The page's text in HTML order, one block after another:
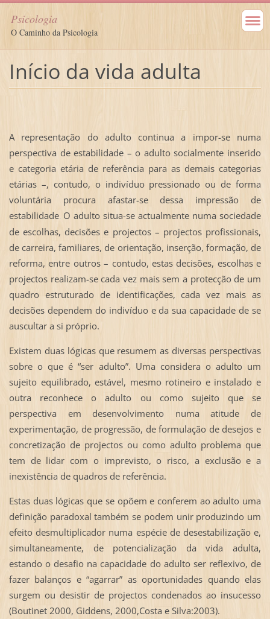
Psicologia
O Caminho da Psicologia
Início da vida adulta
A representação do adulto continua a impor-se numa
perspectiva de estabilidade – o adulto socialmente inserido
e categoria etária de referência para as demais categorias
etárias –, contudo, o indivíduo pressionado ou de forma
voluntária procura afastar-se dessa impressão de
estabilidade. O adulto situa-se actualmente numa sociedade
de escolhas, decisões e projectos – projectos profissionais,
de carreira, familiares, de orientação, inserção, formação, de
reforma, entre outros – contudo, estas decisões, escolhas e
projectos realizam-se cada vez mais sem a protecção de um
quadro estruturado de identificações, cada vez mais as
decisões dependem do indivíduo e da sua capacidade de se
auscultar a si próprio.
Existem duas lógicas que resumem as diversas perspectivas
sobre o que é “ser adulto”. Uma considera o adulto um
sujeito equilibrado, estável, mesmo rotineiro e instalado e
outra reconhece o adulto ou como sujeito que se
perspectiva em desenvolvimento numa atitude de
experimentação, de progressão, de formulação de desejos e
concretização de projectos ou como adulto problema que
tem de lidar com o imprevisto, o risco, a exclusão e a
inexistência de quadros de referência.
Estas duas lógicas que se opõem e conferem ao adulto uma
definição paradoxal também se podem unir produzindo um
efeito desmultiplicador numa espécie de desestabilização e,
simultaneamente, de potencialização da vida adulta,
estando o desafio na capacidade do adulto ser reflexivo, de
fazer balanços e “agarrar” as oportunidades quando elas
surgem ou desistir de projectos condenados ao insucesso
(Boutinet 2000, Giddens, 2000,Costa e Silva:2003).